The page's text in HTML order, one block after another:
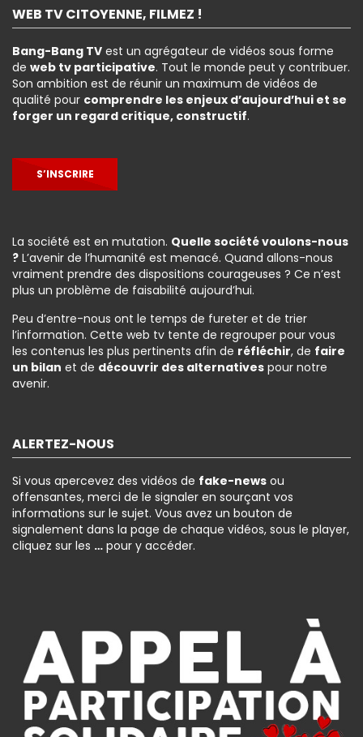
WEB TV CITOYENNE, FILMEZ !
Bang-Bang TV est un agrégateur de vidéos sous forme
de web tv participative. Tout le monde peut y contribuer.
Son ambition est de réunir un maximum de vidéos de
qualité pour comprendre les enjeux d’aujourd’hui et se
forger un regard critique, constructif.
S’INSCRIRE
La société est en mutation. Quelle société voulons-nous
? L’avenir de l’humanité est menacé. Quand allons-nous
vraiment prendre des dispositions courageuses ? Ce n’est
plus un problème de faisabilité aujourd’hui.
Peu d’entre-nous ont le temps de fureter et de trier
l’information. Cette web tv tente de regrouper pour vous
les contenus les plus pertinents afin de réfléchir, de faire
un bilan et de découvrir des alternatives pour notre
avenir.
ALERTEZ-NOUS
Si vous apercevez des vidéos de fake-news ou
offensantes, merci de le signaler en sourçant vos
informations sur le sujet. Vous avez un bouton de
signalement dans la page de chaque vidéos, sous le player,
cliquez sur les … pour y accéder.